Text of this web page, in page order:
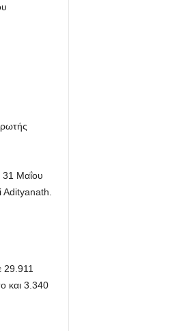
31 Μαΐου
Adityanath.
29.911
και 3.340